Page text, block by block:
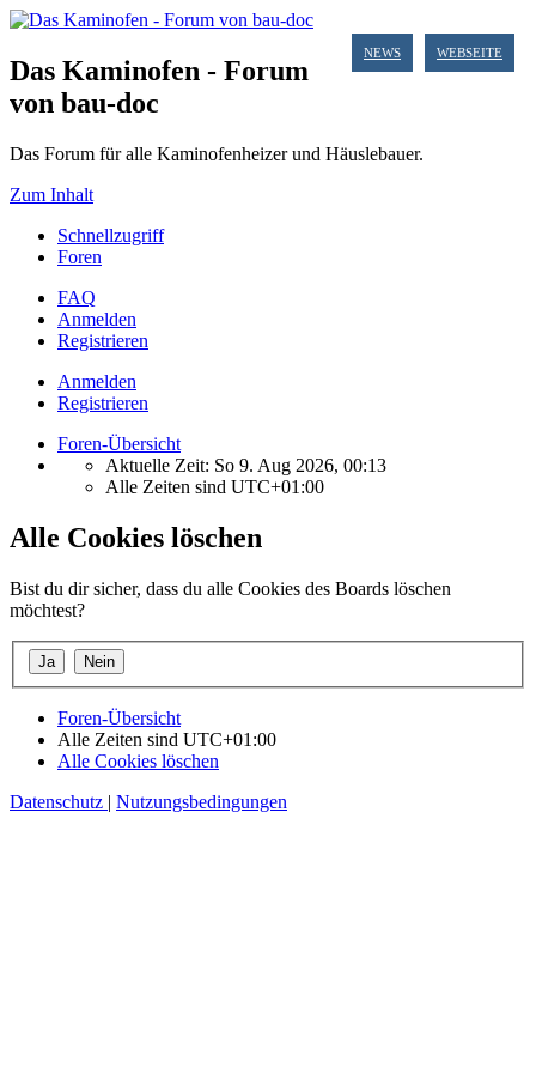
WEBSEITE
NEWS
Das Kaminofen - Forum
von bau-doc
Das Forum für alle Kaminofenheizer und Häuslebauer.
Zum Inhalt
Schnellzugriff
Foren
FAQ
Anmelden
Registrieren
Anmelden
Registrieren
Foren-Übersicht
Aktuelle Zeit: So 9. Aug 2026, 00:13
Alle Zeiten sind UTC+01:00
Alle Cookies löschen
Bist du dir sicher, dass du alle Cookies des Boards löschen
möchtest?
Foren-Übersicht
Alle Zeiten sind UTC+01:00
Alle Cookies löschen
Datenschutz | Nutzungsbedingungen